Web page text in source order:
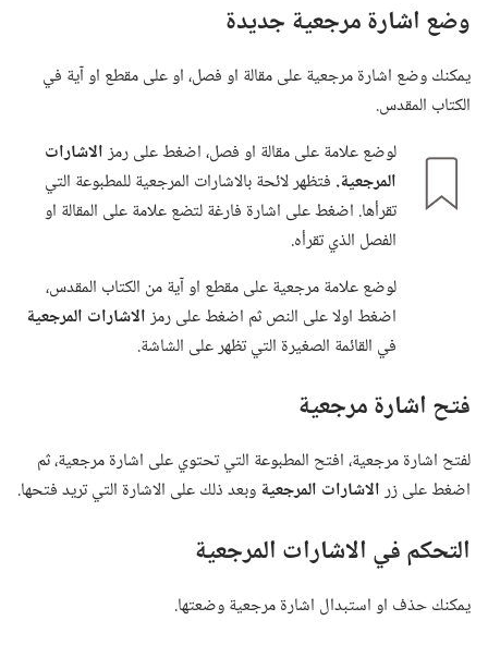
وضع اشارة مرجعية جديدة
يمكنك وضع اشارة مرجعية على مقالة او فصل،‏ او على مقطع او آية في
الكتاب المقدس.‏
لوضع علامة على مقالة او فصل،‏ اضغط على رمزالاشارات
المرجعية.‏ فتظهر لائحة بالاشارات المرجعية للمطبوعة التي
تقرأها.‏ اضغط على اشارة فارغة لتضع علامة على المقالة او
الفصل الذي تقرأه.‏
لوضع علامة مرجعية على مقطع او آية من الكتاب المقدس،‏
اضغط اولا على النص ثم اضغط على رمزالاشارات المرجعية
في القائمة الصغيرة التي تظهر على الشاشة.‏
فتح اشارة مرجعية
لفتح اشارة مرجعية،‏ افتح المطبوعة التي تحتوي على اشارة مرجعية،‏ ثم
اضغط على زرالاشارات المرجعيةوبعد ذلك على الاشارة التي تريد فتحها.‏
التحكم في الاشارات المرجعية
يمكنك حذف او استبدال اشارة مرجعية وضعتها.‏